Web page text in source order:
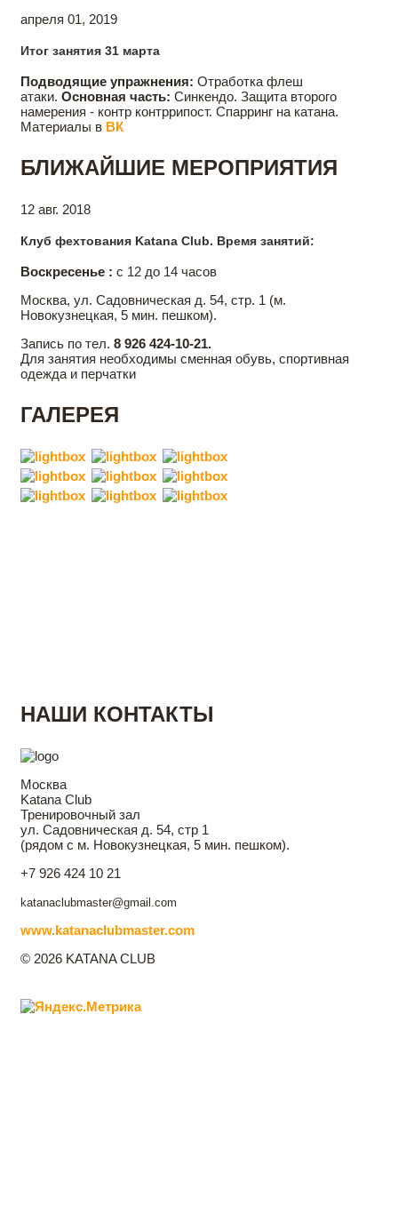
апреля 01, 2019
Итог занятия 31 марта
Подводящие упражнения: Отработка флеш
атаки. Основная часть: Синкендо. Защита второго
намерения - контр контррипост. Спарринг на катана.
Материалы в ВК
БЛИЖАЙШИЕ МЕРОПРИЯТИЯ
12 авг. 2018
Клуб фехтования Katana Club. Время занятий:
Воскресенье : с 12 до 14 часов
Москва, ул. Садовническая д. 54, стр. 1 (м.
Новокузнецкая, 5 мин. пешком).
Запись по тел. 8 926 424-10-21.
Для занятия необходимы сменная обувь, спортивная
одежда и перчатки
ГАЛЕРЕЯ
НАШИ КОНТАКТЫ
Москва
Katana Club
Тренировочный зал
ул. Садовническая д. 54, стр 1
(рядом с м. Новокузнецкая, 5 мин. пешком).
+7 926 424 10 21
katanaclubmaster@gmail.com
www.katanaclubmaster.com
© 2026 KATANA CLUB